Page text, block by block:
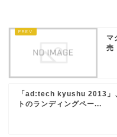
マ
売
「ad:tech kyushu 2013」
トのランディングペー...